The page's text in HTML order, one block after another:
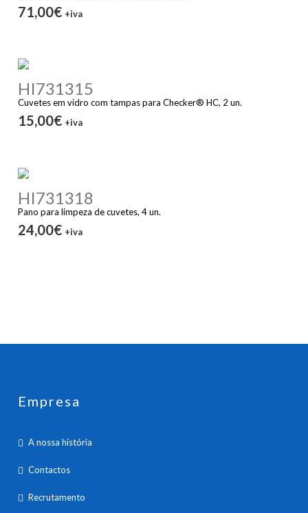
71,00€ +iva
HI731315
Cuvetes em vidro com tampas para Checker® HC, 2 un.
15,00€ +iva
HI731318
Pano para limpeza de cuvetes, 4 un.
24,00€ +iva
Empresa
A nossa história
Contactos
Recrutamento